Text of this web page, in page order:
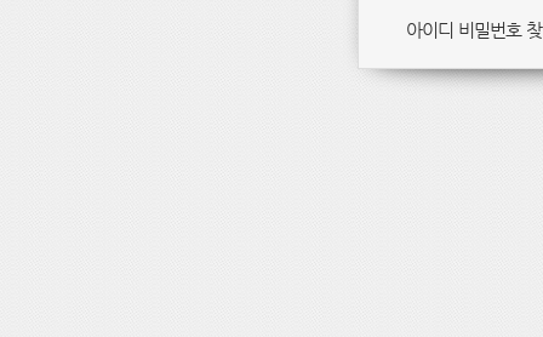
아이디 비밀번호